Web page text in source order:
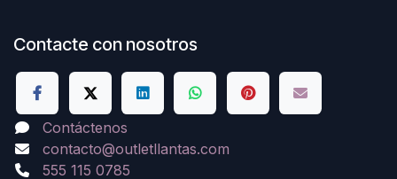
Contacte con nosotros
Contáctenos
contacto@outletllantas.com
555 115 0785